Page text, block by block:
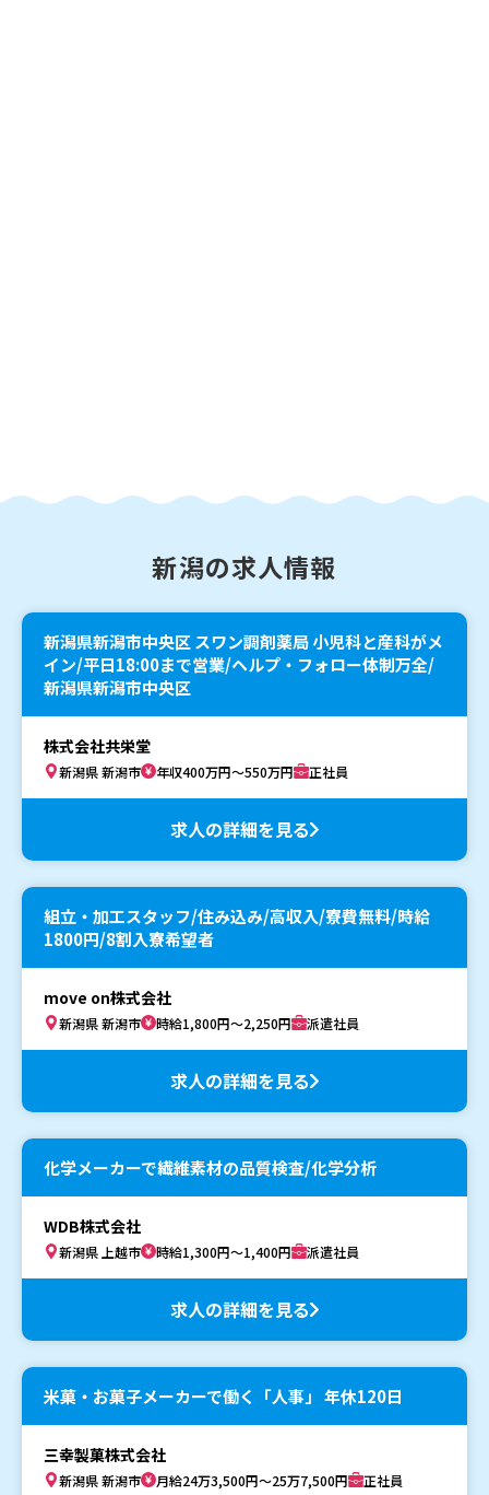
新潟の求人情報
新潟県新潟市中央区 スワン調剤薬局 小児科と産科がメ
イン/平日18:00まで営業/ヘルプ・フォロー体制万全/
新潟県新潟市中央区
株式会社共栄堂
新潟県 新潟市 年収400万円～550万円 正社員
求人の詳細を見る
組立・加工スタッフ/住み込み/高収入/寮費無料/時給
1800円/8割入寮希望者
move on株式会社
新潟県 新潟市 時給1,800円～2,250円 派遣社員
求人の詳細を見る
化学メーカーで繊維素材の品質検査/化学分析
WDB株式会社
新潟県 上越市 時給1,300円～1,400円 派遣社員
求人の詳細を見る
米菓・お菓子メーカーで働く「人事」 年休120日
三幸製菓株式会社
新潟県 新潟市 月給24万3,500円～25万7,500円 正社員